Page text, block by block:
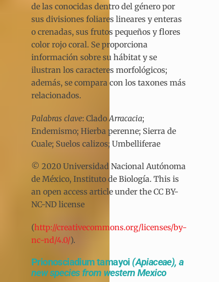
de las conocidas dentro del género por
sus divisiones foliares lineares y enteras
o crenadas, sus frutos pequeños y flores
color rojo coral. Se proporciona
información sobre su hábitat y se
ilustran los caracteres morfológicos;
además, se compara con los taxones más
relacionados.
Palabras clave: Clado Arracacia;
Endemismo; Hierba perenne; Sierra de
Cuale; Suelos calizos; Umbelliferae
© 2020 Universidad Nacional Autónoma
de México, Instituto de Biología. This is
an open access article under the CC BY-
NC-ND license
(http://creativecommons.org/licenses/by-
nc-nd/4.0/).
Prionosciadium tamayoi (Apiaceae), a
new species from western Mexico